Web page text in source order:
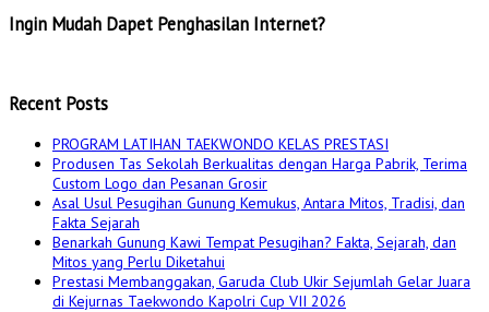
Ingin Mudah Dapet Penghasilan Internet?
Recent Posts
PROGRAM LATIHAN TAEKWONDO KELAS PRESTASI
Produsen Tas Sekolah Berkualitas dengan Harga Pabrik, Terima
Custom Logo dan Pesanan Grosir
Asal Usul Pesugihan Gunung Kemukus, Antara Mitos, Tradisi, dan
Fakta Sejarah
Benarkah Gunung Kawi Tempat Pesugihan? Fakta, Sejarah, dan
Mitos yang Perlu Diketahui
Prestasi Membanggakan, Garuda Club Ukir Sejumlah Gelar Juara
di Kejurnas Taekwondo Kapolri Cup VII 2026